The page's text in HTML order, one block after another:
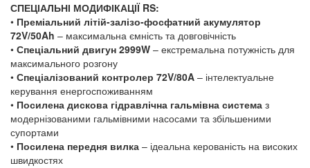
СПЕЦІАЛЬНІ МОДИФІКАЦІЇ RS:
• Преміальний літій-залізо-фосфатний акумулятор
72V/50Ah – максимальна ємність та довговічність
• Спеціальний двигун 2999W – екстремальна потужність для
максимального розгону
• Спеціалізований контролер 72V/80A – інтелектуальне
керування енергоспоживанням
• Посилена дискова гідравлічна гальмівна система з
модернізованими гальмівними насосами та збільшеними
супортами
• Посилена передня вилка – ідеальна керованість на високих
швидкостях